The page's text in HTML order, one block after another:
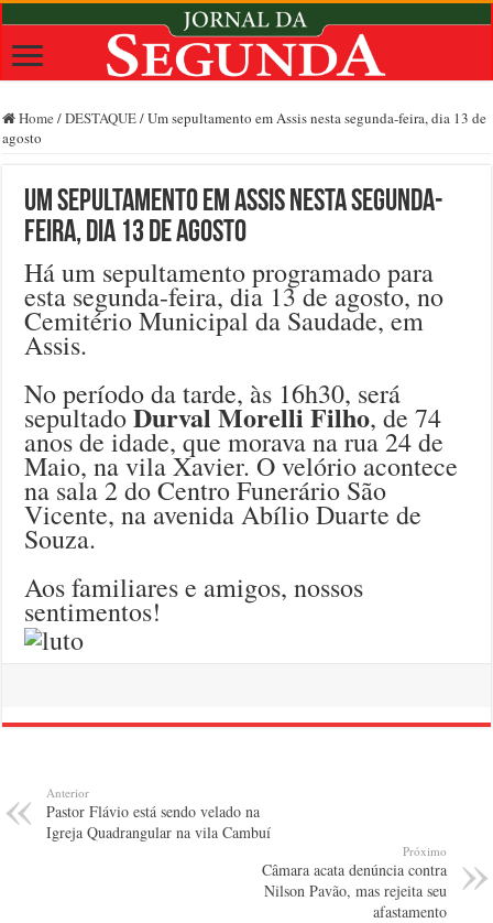
Home /DESTAQUE/Um sepultamento em Assis nesta segunda-feira, dia 13 de
agosto
Um sepultamento em Assis nesta segunda-
feira, dia 13 de agosto
Há um sepultamento programado para
esta segunda-feira, dia 13 de agosto, no
Cemitério Municipal da Saudade, em
Assis.
No período da tarde, às 16h30, será
sepultadoDurval Morelli Filho, de 74
anos de idade, que morava na rua 24 de
Maio, na vila Xavier. O velório acontece
na sala 2 do Centro Funerário São
Vicente, na avenida Abílio Duarte de
Souza.
Aos familiares e amigos, nossos
sentimentos!
Anterior
Pastor Flávio está sendo velado na
Igreja Quadrangular na vila Cambuí
Próximo
Câmara acata denúncia contra
Nilson Pavão, mas rejeita seu
afastamento